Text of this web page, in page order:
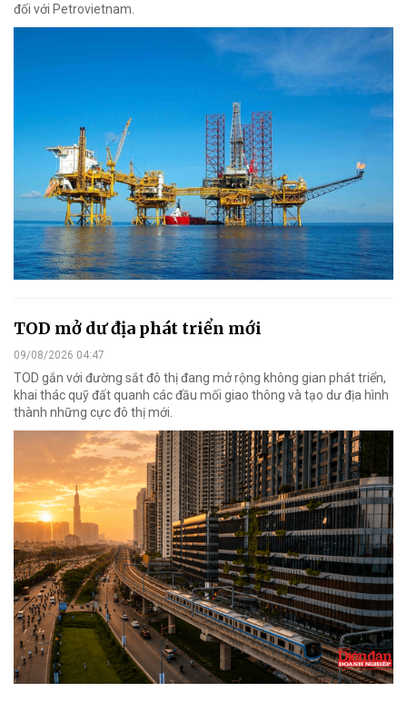
đối với Petrovietnam.
TOD mở dư địa phát triển mới
09/08/2026 04:47
TOD gắn với đường sắt đô thị đang mở rộng không gian phát triển,
khai thác quỹ đất quanh các đầu mối giao thông và tạo dư địa hình
thành những cực đô thị mới.